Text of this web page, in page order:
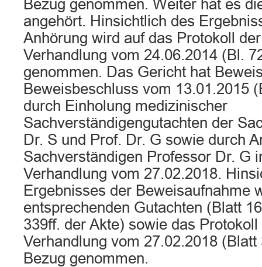
Bezug genommen. Weiter hat es
angehört. Hinsichtlich des
Anhörung wird auf das Protokoll
Verhandlung vom 24.06.2014 (Bl.
genommen. Das Gericht hat
Beweisbeschluss vom 13.01.2015
durch Einholung medizinischer
Sachverständigengutachten der
Dr. S und Prof. Dr. G sowie durch
Sachverständigen Professor Dr. G
Verhandlung vom 27.02.2018.
Ergebnisses der Beweisaufnahme
entsprechenden Gutachten (Blatt
339ff. der Akte) sowie das
Verhandlung vom 27.02.2018 (Blatt
Bezug genommen.